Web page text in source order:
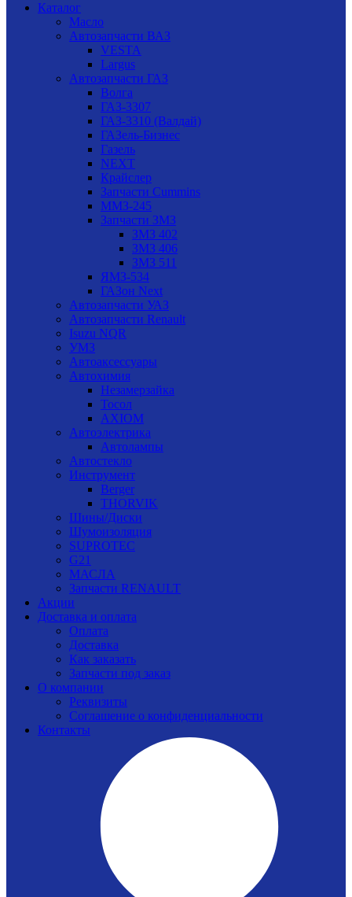
Каталог
Масло
Автозапчасти ВАЗ
VESTA
Largus
Автозапчасти ГАЗ
Волга
ГАЗ-3307
ГАЗ-3310 (Валдай)
ГАЗель-Бизнес
Газель
NEXT
Крайслер
Запчасти Cummins
ММЗ-245
Запчасти ЗМЗ
ЗМЗ 402
ЗМЗ 406
ЗМЗ 511
ЯМЗ-534
ГАЗон Next
Автозапчасти УАЗ
Автозапчасти Renault
Isuzu NQR
УМЗ
Автоаксессуары
Автохимия
Незамерзайка
Тосол
AXIOM
Автоэлектрика
Автолампы
Автостекло
Инструмент
Berger
THORVIK
Шины/Диски
Шумоизоляция
SUPROTEC
G21
МАСЛА
Запчасти RENAULT
Акции
Доставка и оплата
Оплата
Доставка
Как заказать
Запчасти под заказ
О компании
Реквизиты
Соглашение о конфиденциальности
Контакты